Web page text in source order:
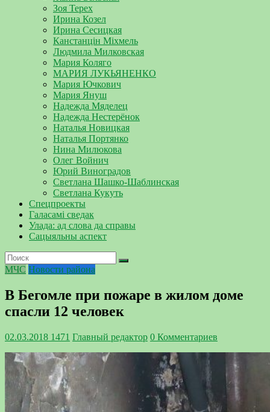
Зоя Терех
Ирина Козел
Ирина Сесицкая
Канстанцін Міхмель
Людмила Милковская
Мария Коляго
МАРИЯ ЛУКЬЯНЕНКО
Мария Ючкович
Мария Януш
Надежда Мяделец
Надежда Нестерёнок
Наталья Новицкая
Наталья Портянко
Нина Милюкова
Олег Войнич
Юрий Виноградов
Светлана Шашко-Шаблинская
Светлана Кукуть
Спецпроекты
Галасамі сведак
Улада: ад слова да справы
Сацыяльны аспект
МЧС Новости района
В Бегомле при пожаре в жилом доме
спасли 12 человек
02.03.2018 1471 Главный редактор 0 Комментариев